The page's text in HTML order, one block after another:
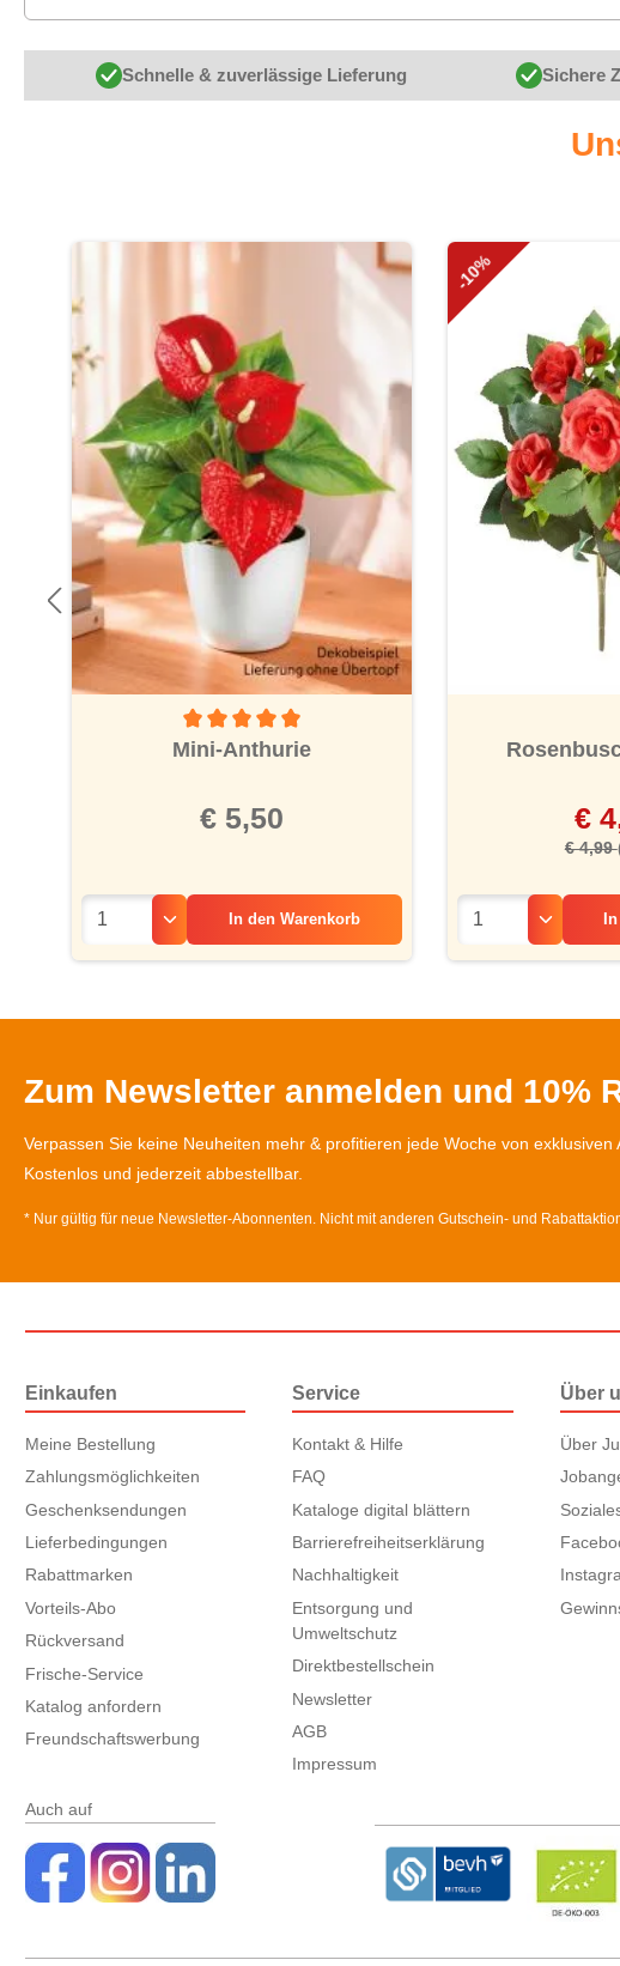
Schnelle & zuverlässige Lieferung Sichere
Produktgalerie überspringen
Durchschnittliche Bewertung von 5 von 5 Sternen
Mini-Anthurie
€ 5,50
In den Warenkorb
-10%
€
€ 4,99
Zum Newsletter anmelden und 10%
Verpassen Sie keine Neuheiten mehr & profitieren jede Woche von exklusiven
Kostenlos und jederzeit abbestellbar.
* Nur gültig für neue Newsletter-Abonnenten. Nicht mit anderen Gutschein- und
Einkaufen
Meine Bestellung
Zahlungsmöglichkeiten
Geschenksendungen
Lieferbedingungen
Rabattmarken
Vorteils-Abo
Rückversand
Frische-Service
Katalog anfordern
Freundschaftswerbung
Service
Kontakt & Hilfe
FAQ
Kataloge digital blättern
Barrierefreiheitserklärung
Nachhaltigkeit
Entsorgung und
Umweltschutz
Direktbestellschein
Newsletter
AGB
Impressum
Über
Über
Auch auf